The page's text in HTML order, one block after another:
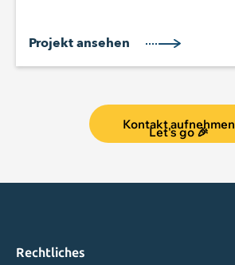
Projekt ansehen
Kontakt aufnehmen
Let's go 🎉
Rechtliches